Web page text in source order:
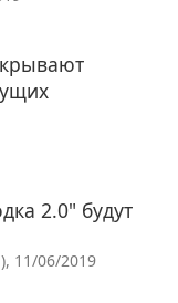
2.0" будут
11/06/2019